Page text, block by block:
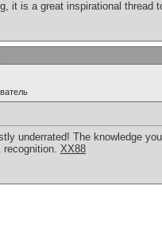
it is a great inspirational thread
underrated! The knowledge
recognition. XX88